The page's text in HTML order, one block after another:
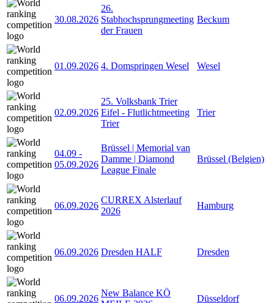
30.08.2026
26.
Stabhochsprungmeeting
der Frauen
Beckum
01.09.2026 4. Domspringen Wesel Wesel
02.09.2026
25. Volksbank Trier
Eifel - Flutlichtmeeting
Trier
Trier
04.09 -
05.09.2026
Brüssel | Memorial van
Damme | Diamond
League Finale
Brüssel (Belgien)
06.09.2026
CURREX Alsterlauf
2026
Hamburg
06.09.2026 Dresden HALF Dresden
06.09.2026
New Balance KÖ
Düsseldorf